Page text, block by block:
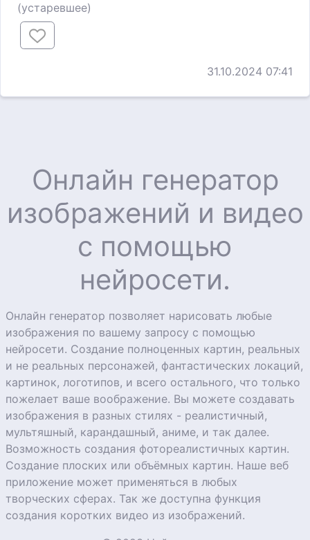
(устаревшее)
31.10.2024 07:41
Онлайн генератор
изображений и видео
с помощью
нейросети.
Онлайн генератор позволяет нарисовать любые
изображения по вашему запросу с помощью
нейросети. Создание полноценных картин, реальных
и не реальных персонажей, фантастических локаций,
картинок, логотипов, и всего остального, что только
пожелает ваше воображение. Вы можете создавать
изображения в разных стилях - реалистичный,
мультяшный, карандашный, аниме, и так далее.
Возможность создания фотореалистичных картин.
Создание плоских или объёмных картин. Наше веб
приложение может применяться в любых
творческих сферах. Так же доступна функция
создания коротких видео из изображений.